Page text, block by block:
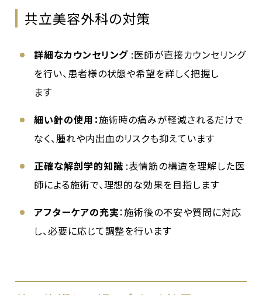
共立美容外科の対策
詳細なカウンセリング :医師が直接カウンセリング
を行い、患者様の状態や希望を詳しく把握し
ます
細い針の使用：施術時の痛みが軽減されるだけで
なく、腫れや内出血のリスクも抑えています
正確な解剖学的知識 :表情筋の構造を理解した医
師による施術で、理想的な効果を目指します
アフターケアの充実：施術後の不安や質問に対応
し、必要に応じて調整を行います